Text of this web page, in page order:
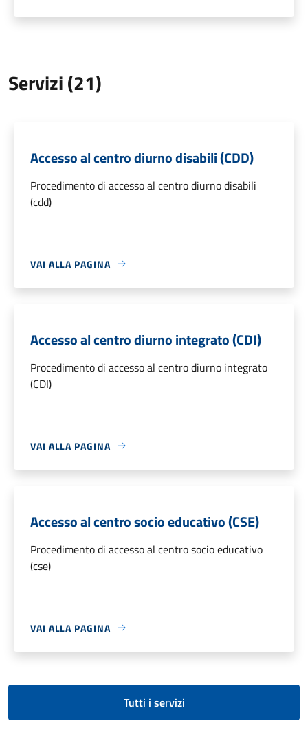
Servizi (21)
Accesso al centro diurno disabili (CDD)
Procedimento di accesso al centro diurno disabili
(cdd)
VAI ALLA PAGINA
Accesso al centro diurno integrato (CDI)
Procedimento di accesso al centro diurno integrato
(CDI)
VAI ALLA PAGINA
Accesso al centro socio educativo (CSE)
Procedimento di accesso al centro socio educativo
(cse)
VAI ALLA PAGINA
Tutti i servizi